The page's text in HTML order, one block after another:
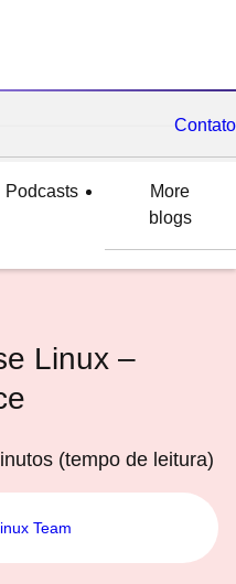
Contato
Podcasts
More
blogs
Linux –
(tempo de leitura)
Team